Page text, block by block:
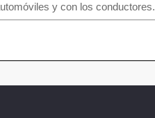
y con los conductores.